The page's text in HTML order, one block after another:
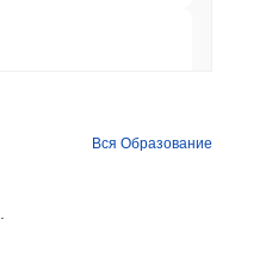
Вся Образование